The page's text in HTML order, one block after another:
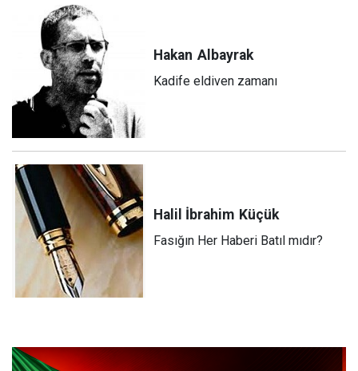
Hakan Albayrak
Kadife eldiven zamanı
Halil İbrahim Küçük
Fasığın Her Haberi Batıl mıdır?